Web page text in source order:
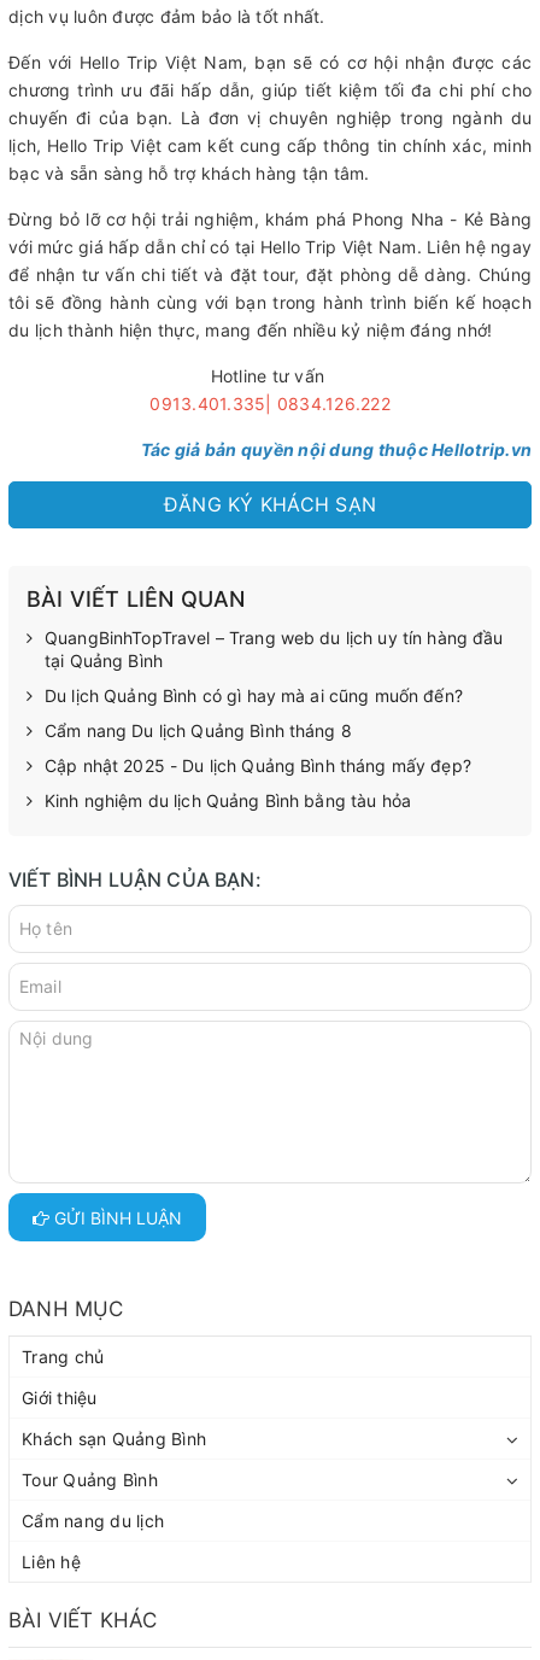
dịch vụ luôn được đảm bảo là tốt nhất.
Đến với Hello Trip Việt Nam, bạn sẽ có cơ hội nhận được các
chương trình ưu đãi hấp dẫn, giúp tiết kiệm tối đa chi phí cho
chuyến đi của bạn. Là đơn vị chuyên nghiệp trong ngành du
lịch, Hello Trip Việt cam kết cung cấp thông tin chính xác, minh
bạc và sẵn sàng hỗ trợ khách hàng tận tâm.
Đừng bỏ lỡ cơ hội trải nghiệm, khám phá Phong Nha - Kẻ Bàng
với mức giá hấp dẫn chỉ có tại Hello Trip Việt Nam. Liên hệ ngay
để nhận tư vấn chi tiết và đặt tour, đặt phòng dễ dàng. Chúng
tôi sẽ đồng hành cùng với bạn trong hành trình biến kế hoạch
du lịch thành hiện thực, mang đến nhiều kỷ niệm đáng nhớ!
Hotline tư vấn
0913.401.335| 0834.126.222
Tác giả bản quyền nội dung thuộc Hellotrip.vn
ĐĂNG KÝ KHÁCH SẠN
BÀI VIẾT LIÊN QUAN
QuangBinhTopTravel – Trang web du lịch uy tín hàng đầu
tại Quảng Bình
Du lịch Quảng Bình có gì hay mà ai cũng muốn đến?
Cẩm nang Du lịch Quảng Bình tháng 8
Cập nhật 2025 - Du lịch Quảng Bình tháng mấy đẹp?
Kinh nghiệm du lịch Quảng Bình bằng tàu hỏa
VIẾT BÌNH LUẬN CỦA BẠN:
GỬI BÌNH LUẬN
DANH MỤC
Trang chủ
Giới thiệu
Khách sạn Quảng Bình
Tour Quảng Bình
Cẩm nang du lịch
Liên hệ
BÀI VIẾT KHÁC